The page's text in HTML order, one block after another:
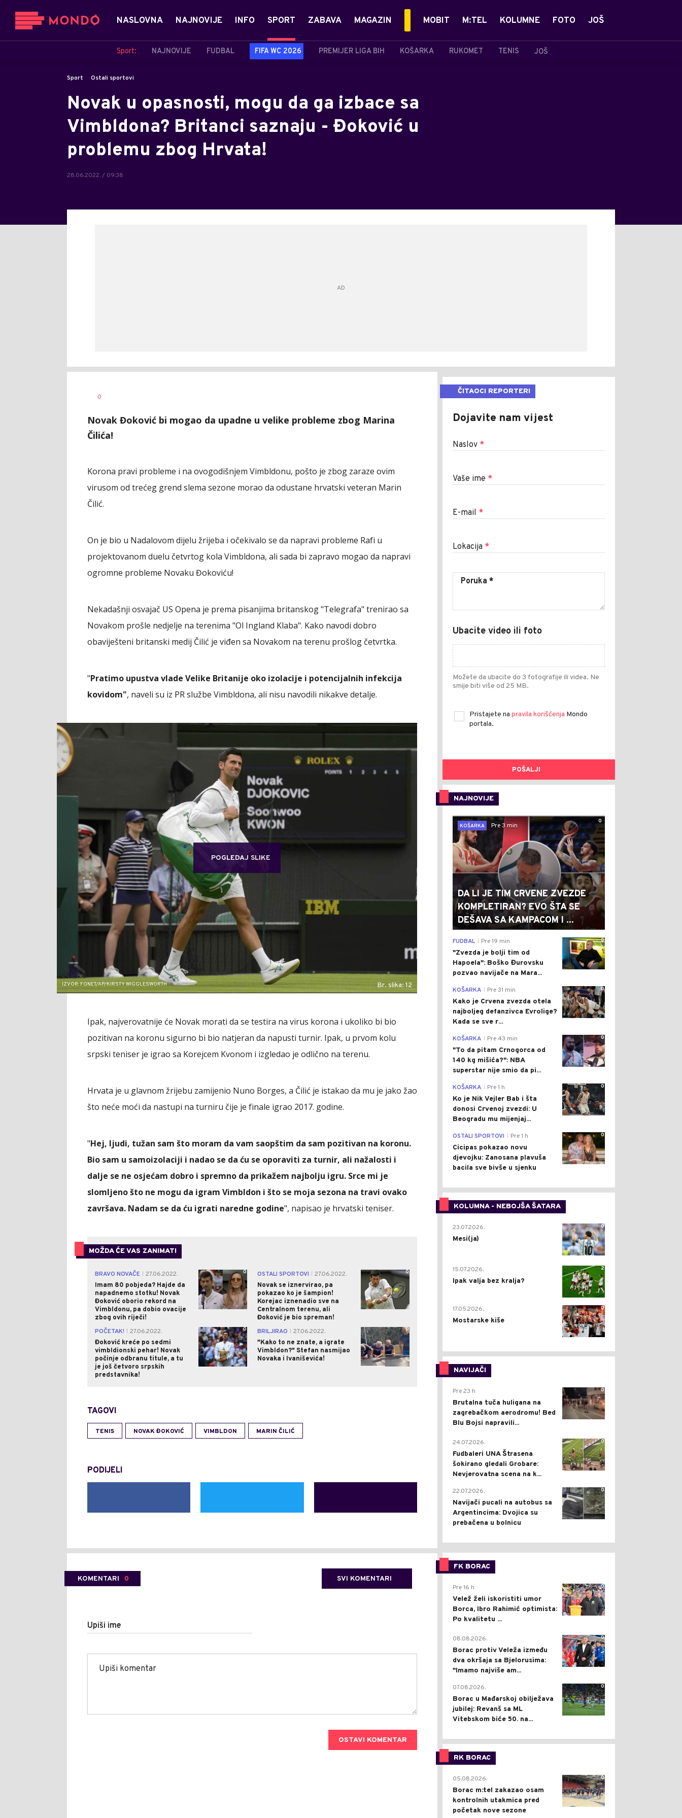
NASLOVNA NAJNOVIJE INFO SPORT
Sport: NAJNOVIJE FUDBAL FIFA WC 2026 PREMIJER LIGA BIH KOŠARKA RUKOMET TENIS JOŠ
ZABAVA MAGAZIN MOBIT M:TEL KOLUMNE FOTO JOŠ
Sport Ostali sportovi
Novak u opasnosti, mogu da ga izbace sa
Vimbldona? Britanci saznaju - Đoković u
problemu zbog Hrvata!
28.06.2022. / 09:38
AUTOR
0
Novak Đoković bi mogao da upadne u velike probleme zbog Marina
Čilića!
Korona pravi probleme i na ovogodišnjem Vimbldonu, pošto je zbog zaraze ovim
virusom od trećeg grend slema sezone morao da odustane hrvatski veteran Marin
Čilić.
On je bio u Nadalovom dijelu žrijeba i očekivalo se da napravi probleme Rafi u
projektovanom duelu četvrtog kola Vimbldona, ali sada bi zapravo mogao da napravi
ogromne probleme Novaku Đokoviću!
Nekadašnji osvajač US Opena je prema pisanjima britanskog "Telegrafa" trenirao sa
Novakom prošle nedjelje na terenima "Ol Ingland Klaba". Kako navodi dobro
obaviješteni britanski medij Čilić je viđen sa Novakom na terenu prošlog četvrtka.
"Pratimo upustva vlade Velike Britanije oko izolacije i potencijalnih infekcija
kovidom", naveli su iz PR službe Vimbldona, ali nisu navodili nikakve detalje.
POGLEDAJ SLIKE
IZVOR: FONET/AP/KIRSTY WIGGLESWORTH Br. slika: 12
Ipak, najverovatnije će Novak morati da se testira na virus korona i ukoliko bi bio
pozitivan na koronu sigurno bi bio natjeran da napusti turnir. Ipak, u prvom kolu
srpski teniser je igrao sa Korejcem Kvonom i izgledao je odlično na terenu.
Hrvata je u glavnom žrijebu zamijenio Nuno Borges, a Čilić je istakao da mu je jako žao
što neće moći da nastupi na turniru čije je finale igrao 2017. godine.
"Hej, ljudi, tužan sam što moram da vam saopštim da sam pozitivan na koronu.
Bio sam u samoizolaciji i nadao se da ću se oporaviti za turnir, ali nažalosti i
dalje se ne osjećam dobro i spremno da prikažem najbolju igru. Srce mi je
slomljeno što ne mogu da igram Vimbldon i što se moja sezona na travi ovako
završava. Nadam se da ću igrati naredne godine", napisao je hrvatski teniser.
MOŽDA ĆE VAS ZANIMATI
BRAVO NOVAČE
27.06.2022.
Imam 80 pobjeda? Hajde da
napadnemo stotku! Novak
Đoković oborio rekord na
Vimbldonu, pa dobio ovacije
zbog ovih riječi!
0 OSTALI SPORTOVI
27.06.2022.
Novak se iznervirao, pa
pokazao ko je šampion!
Korejac iznenadio sve na
Centralnom terenu, ali
Đoković je bio spreman!
0
POČETAK!
27.06.2022.
Đoković kreće po sedmi
vimbldionski pehar! Novak
počinje odbranu titule, a tu
je još četvoro srpskih
predstavnika!
0 BRILJIRAO
27.06.2022.
"Kako to ne znate, a igrate
Vimbldon?" Stefan nasmijao
Novaka i Ivaniševića!
0
TAGOVI
TENIS NOVAK ĐOKOVIĆ VIMBLDON MARIN ČILIĆ
PODIJELI
KOMENTARI 0 SVI KOMENTARI
Upiši ime
OSTAVI KOMENTAR
ČITAOCI REPORTERI
Dojavite nam vijest
Naslov *
Vaše ime *
E-mail *
Lokacija *
Ubacite video ili foto
Možete da ubacite do 3 fotografije ili videa. Ne
smije biti više od 25 MB.
Pristajete na pravila korišćenja Mondo
portala.
POŠALJI
NAJNOVIJE
0
KOŠARKA
Pre 3 min
DA LI JE TIM CRVENE ZVEZDE
KOMPLETIRAN? EVO ŠTA SE
DEŠAVA SA KAMPACOM I ...
0
FUDBAL Pre 19 min
"Zvezda je bolji tim od
Hapoela": Boško Đurovsku
pozvao navijače na Mara...
0
KOŠARKA Pre 31 min
Kako je Crvena zvezda otela
najboljeg defanzivca Evrolige?
Kada se sve r...
0
KOŠARKA Pre 43 min
"To da pitam Crnogorca od
140 kg mišića?": NBA
superstar nije smio da pi...
0
KOŠARKA Pre 1 h
Ko je Nik Vejler Bab i šta
donosi Crvenoj zvezdi: U
Beogradu mu mijenjaj...
0
OSTALI SPORTOVI Pre 1 h
Cicipas pokazao novu
djevojku: Zanosana plavuša
bacila sve bivše u sjenku
KOLUMNA - NEBOJŠA ŠATARA
0
23.07.2026.
Mesi(ja)
2
15.07.2026.
Ipak valja bez kralja?
0
17.05.2026.
Mostarske kiše
NAVIJAČI
0
Pre 23 h
Brutalna tuča huligana na
zagrebačkom aerodromu! Bed
Blu Bojsi napravili...
0
24.07.2026.
Fudbaleri UNA Štrasena
šokirano gledali Grobare:
Nevjerovatna scena na k...
0
22.07.2026.
Navijači pucali na autobus sa
Argentincima: Dvojica su
prebačena u bolnicu
FK BORAC
0
Pre 16 h
Velež želi iskoristiti umor
Borca, Ibro Rahimić optimista:
Po kvalitetu ...
0
08.08.2026.
Borac protiv Veleža između
dva okršaja sa Bjelorusima:
"Imamo najviše am...
0
07.08.2026.
Borac u Mađarskoj obilježava
jubilej: Revanš sa ML
Vitebskom biće 50. na...
RK BORAC
0
05.08.2026.
Borac m:tel zakazao osam
kontrolnih utakmica pred
početak nove sezone